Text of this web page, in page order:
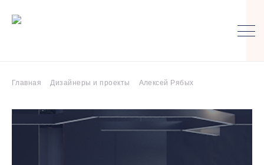
Главная Дизайнеры и проекты Алексей Рябых